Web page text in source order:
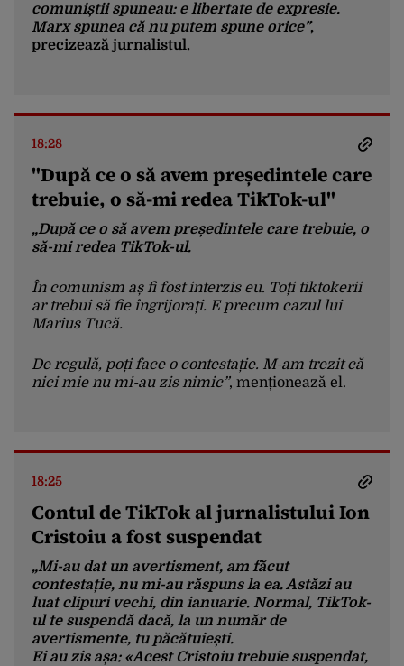
comuniștii spuneau: e libertate de expresie.
Marx spunea că nu putem spune orice”,
precizează jurnalistul.
18:28
"După ce o să avem președintele care
trebuie, o să-mi redea TikTok-ul"
„După ce o să avem președintele care trebuie, o
să-mi redea TikTok-ul.
În comunism aș fi fost interzis eu. Toți tiktokerii
ar trebui să fie îngrijorați. E precum cazul lui
Marius Tucă.
De regulă, poți face o contestație. M-am trezit că
nici mie nu mi-au zis nimic”, menționează el.
18:25
Contul de TikTok al jurnalistului Ion
Cristoiu a fost suspendat
„Mi-au dat un avertisment, am făcut
contestație, nu mi-au răspuns la ea. Astăzi au
luat clipuri vechi, din ianuarie. Normal, TikTok-
ul te suspendă dacă, la un număr de
avertismente, tu păcătuiești.
Ei au zis așa: «Acest Cristoiu trebuie suspendat,